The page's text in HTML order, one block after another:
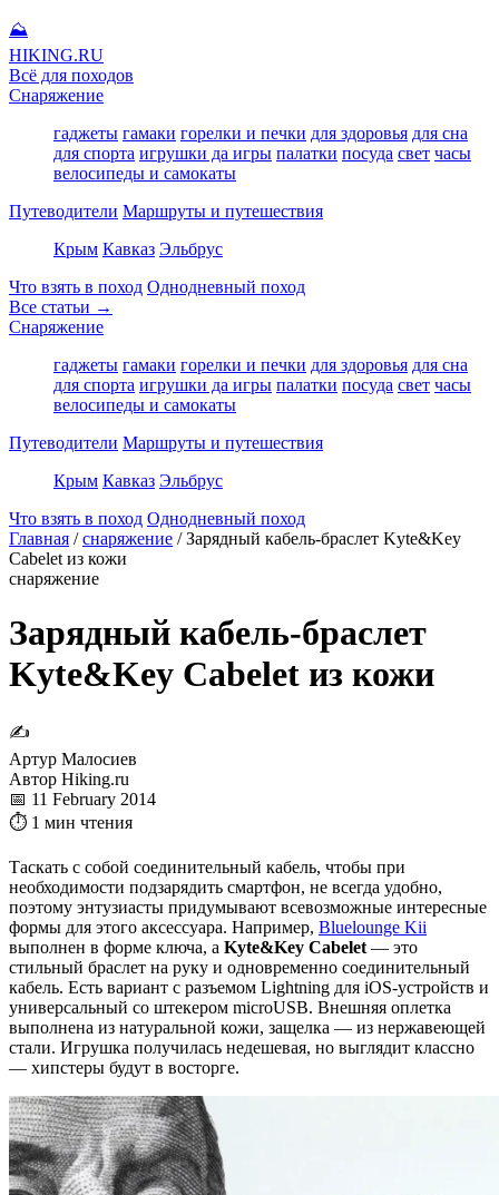
⛰
HIKING.RU
Всё для походов
Снаряжение
гаджеты гамаки горелки и печки для здоровья для сна
для спорта игрушки да игры палатки посуда свет часы
велосипеды и самокаты
Путеводители Маршруты и путешествия
Крым Кавказ Эльбрус
Что взять в поход Однодневный поход
Все статьи →
Снаряжение
гаджеты гамаки горелки и печки для здоровья для сна
для спорта игрушки да игры палатки посуда свет часы
велосипеды и самокаты
Путеводители Маршруты и путешествия
Крым Кавказ Эльбрус
Что взять в поход Однодневный поход
Главная / снаряжение / Зарядный кабель-браслет Kyte&Key
Cabelet из кожи
снаряжение
Зарядный кабель-браслет
Kyte&Key Cabelet из кожи
✍
Артур Малосиев
Автор Hiking.ru
📅 11 February 2014
⏱ 1 мин чтения
Таскать с собой соединительный кабель, чтобы при
необходимости подзарядить смартфон, не всегда удобно,
поэтому энтузиасты придумывают всевозможные интересные
формы для этого аксессуара. Например, Bluelounge Kii
выполнен в форме ключа, а Kyte&Key Cabelet — это
стильный браслет на руку и одновременно соединительный
кабель. Есть вариант с разъемом Lightning для iOS-устройств и
универсальный со штекером microUSB. Внешняя оплетка
выполнена из натуральной кожи, защелка — из нержавеющей
стали. Игрушка получилась недешевая, но выглядит классно
— хипстеры будут в восторге.